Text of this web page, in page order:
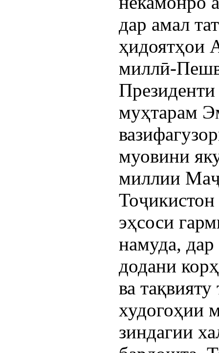
дар амал
ҳидоятҳои
миллӣ-
муҳтарам
муовини
миллии
эҳсоси
намуда,
додани
ва
худогоҳии
зиндагии